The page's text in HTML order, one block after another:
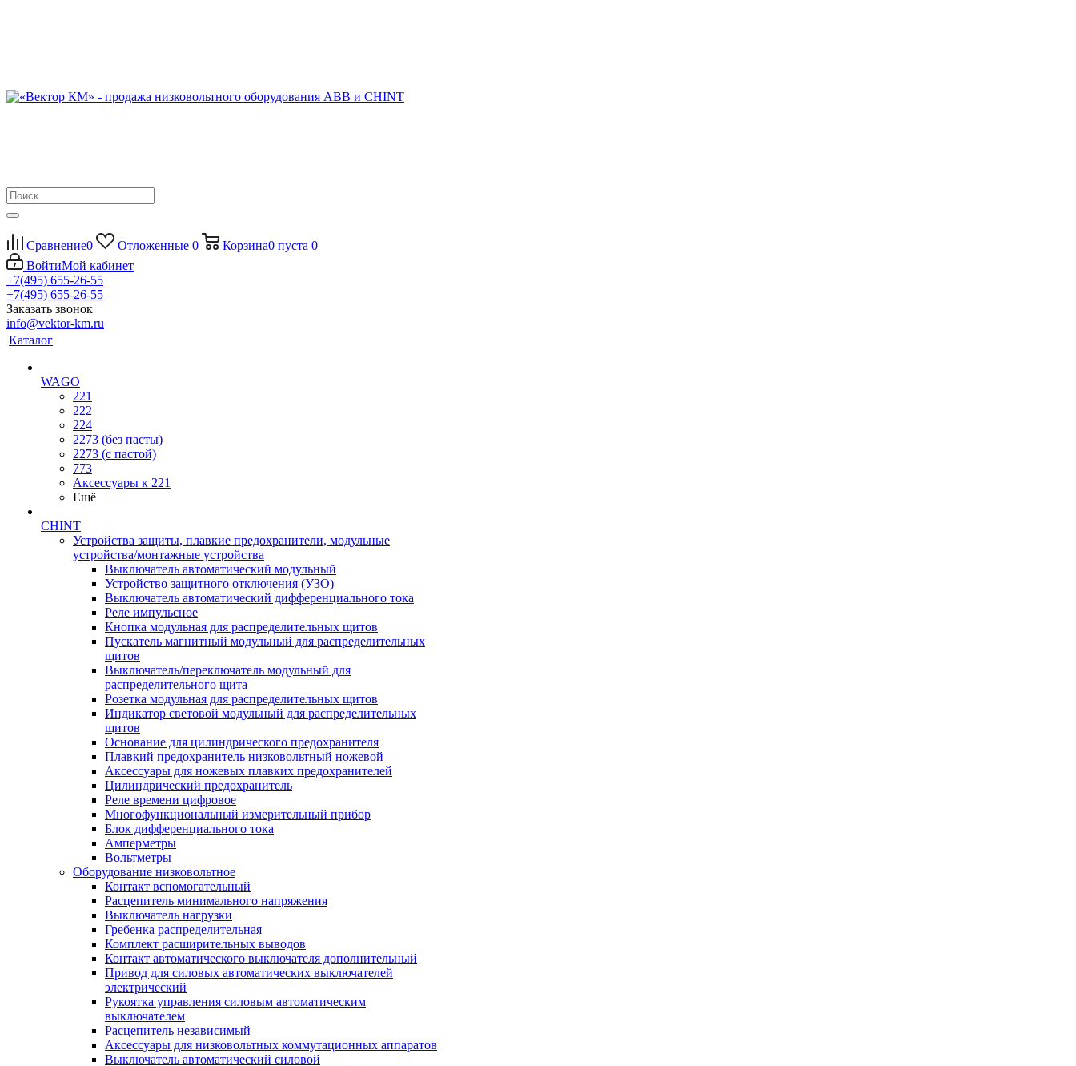
Сравнение0 Отложенные 0 Корзина0 пуста 0
ВойтиМой кабинет
+7(495) 655-26-55
+7(495) 655-26-55
Заказать звонок
info@vektor-km.ru
Каталог
WAGO
221
222
224
2273 (без пасты)
2273 (с пастой)
773
Аксессуары к 221
Ещё
CHINT
Устройства защиты, плавкие предохранители, модульные
устройства/монтажные устройства
Выключатель автоматический модульный
Устройство защитного отключения (УЗО)
Выключатель автоматический дифференциального тока
Реле импульсное
Кнопка модульная для распределительных щитов
Пускатель магнитный модульный для распределительных
щитов
Выключатель/переключатель модульный для
распределительного щита
Розетка модульная для распределительных щитов
Индикатор световой модульный для распределительных
щитов
Основание для цилиндрического предохранителя
Плавкий предохранитель низковольтный ножевой
Аксессуары для ножевых плавких предохранителей
Цилиндрический предохранитель
Реле времени цифровое
Многофункциональный измерительный прибор
Блок дифференциального тока
Амперметры
Вольтметры
Оборудование низковольтное
Контакт вспомогательный
Расцепитель минимального напряжения
Выключатель нагрузки
Гребенка распределительная
Комплект расширительных выводов
Контакт автоматического выключателя дополнительный
Привод для силовых автоматических выключателей
электрический
Рукоятка управления силовым автоматическим
выключателем
Расцепитель независимый
Аксессуары для низковольтных коммутационных аппаратов
Выключатель автоматический силовой